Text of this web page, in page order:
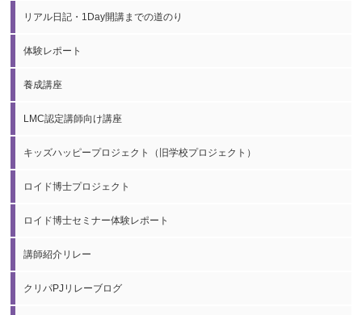
リアル日記・1Day開講までの道のり
体験レポート
養成講座
LMC認定講師向け講座
キッズハッピープロジェクト（旧学校プロジェクト）
ロイド博士プロジェクト
ロイド博士セミナー体験レポート
講師紹介リレー
クリパPJリレーブログ